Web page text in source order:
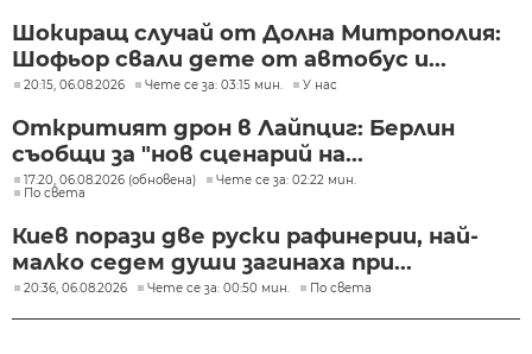
Шокиращ случай от Долна Митрополия:
Шофьор свали дете от автобус и...
20:15, 06.08.2026 Чете се за: 03:15 мин. У нас
Откритият дрон в Лайпциг: Берлин
съобщи за "нов сценарий на...
17:20, 06.08.2026 (обновена)
Чете се за: 02:22 мин.
По света
Киев порази две руски рафинерии, най-
малко седем души загинаха при...
20:36, 06.08.2026 Чете се за: 00:50 мин. По света